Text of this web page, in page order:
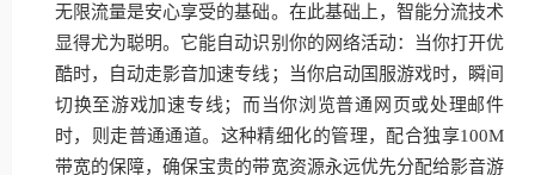
无限流量是安心享受的基础。在此基础上，智能分流技术
显得尤为聪明。它能自动识别你的网络活动：当你打开优
酷时，自动走影音加速专线；当你启动国服游戏时，瞬间
切换至游戏加速专线；而当你浏览普通网页或处理邮件
时，则走普通通道。这种精细化的管理，配合独享100M
带宽的保障，确保宝贵的带宽资源永远优先分配给影音游